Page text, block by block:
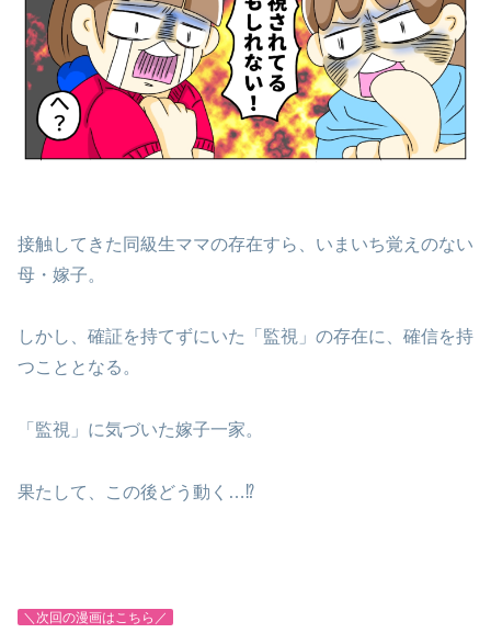
接触してきた同級生ママの存在すら、いまいち覚えのない
母・嫁子。
しかし、確証を持てずにいた「監視」の存在に、確信を持
つこととなる。
「監視」に気づいた嫁子一家。
果たして、この後どう動く…⁉
＼次回の漫画はこちら／